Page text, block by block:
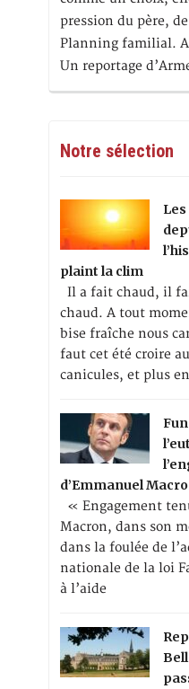
pression du père,
Planning familial.
Un reportage
Notre sélection
plaint la clim
Il a fait chaud, il
chaud. A tout
bise fraîche nous
faut cet été croire
canicules, et plus
d’Emmanuel
« Engagement
Macron, dans son
dans la foulée de
nationale de la loi
à l’aide